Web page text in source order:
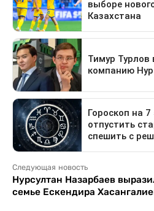
Следующая новость
Нурсултан Назарбаев
семье Ескендира